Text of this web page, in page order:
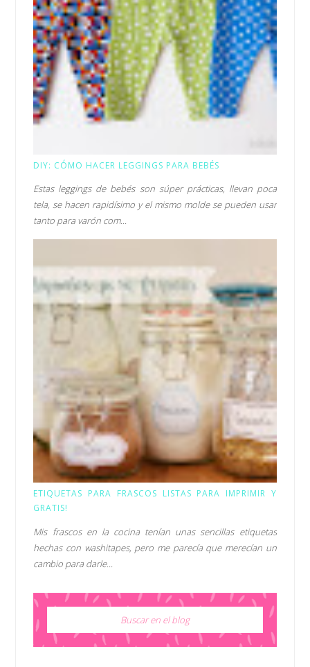
DIY: CÓMO HACER LEGGINGS PARA BEBÉS
Estas leggings de bebés son súper prácticas, llevan poca
tela, se hacen rapidísimo y el mismo molde se pueden usar
tanto para varón com...
ETIQUETAS PARA FRASCOS LISTAS PARA IMPRIMIR Y
GRATIS!
Mis frascos en la cocina tenían unas sencillas etiquetas
hechas con washitapes, pero me parecía que merecían un
cambio para darle...